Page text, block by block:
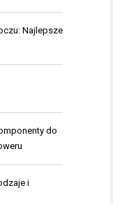
Najlepsze
do
i